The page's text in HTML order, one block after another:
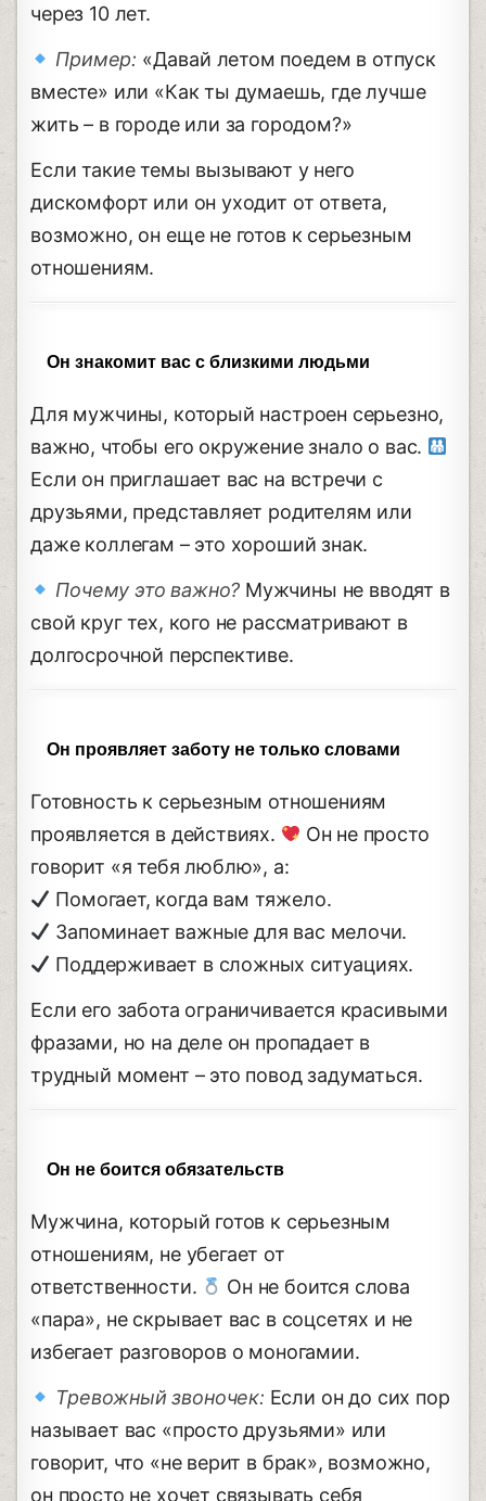
через 10 лет.
Пример: «Давай летом поедем в отпуск
вместе» или «Как ты думаешь, где лучше
жить – в городе или за городом?»
Если такие темы вызывают у него
дискомфорт или он уходит от ответа,
возможно, он еще не готов к серьезным
отношениям.
Он знакомит вас с близкими людьми
Для мужчины, который настроен серьезно,
важно, чтобы его окружение знало о вас.
Если он приглашает вас на встречи с
друзьями, представляет родителям или
даже коллегам – это хороший знак.
Почему это важно? Мужчины не вводят в
свой круг тех, кого не рассматривают в
долгосрочной перспективе.
Он проявляет заботу не только словами
Готовность к серьезным отношениям
проявляется в действиях.
Он не просто
говорит «я тебя люблю», а:
Помогает, когда вам тяжело.
Запоминает важные для вас мелочи.
Поддерживает в сложных ситуациях.
Если его забота ограничивается красивыми
фразами, но на деле он пропадает в
трудный момент – это повод задуматься.
Он не боится обязательств
Мужчина, который готов к серьезным
отношениям, не убегает от
ответственности.
Он не боится слова
«пара», не скрывает вас в соцсетях и не
избегает разговоров о моногамии.
Тревожный звоночек: Если он до сих пор
называет вас «просто друзьями» или
говорит, что «не верит в брак», возможно,
он просто не хочет связывать себя